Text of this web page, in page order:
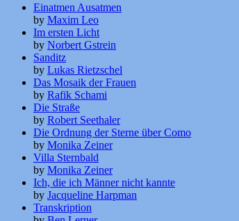
Einatmen Ausatmen
by Maxim Leo
Im ersten Licht
by Norbert Gstrein
Sanditz
by Lukas Rietzschel
Das Mosaik der Frauen
by Rafik Schami
Die Straße
by Robert Seethaler
Die Ordnung der Sterne über Como
by Monika Zeiner
Villa Sternbald
by Monika Zeiner
Ich, die ich Männer nicht kannte
by Jacqueline Harpman
Transkription